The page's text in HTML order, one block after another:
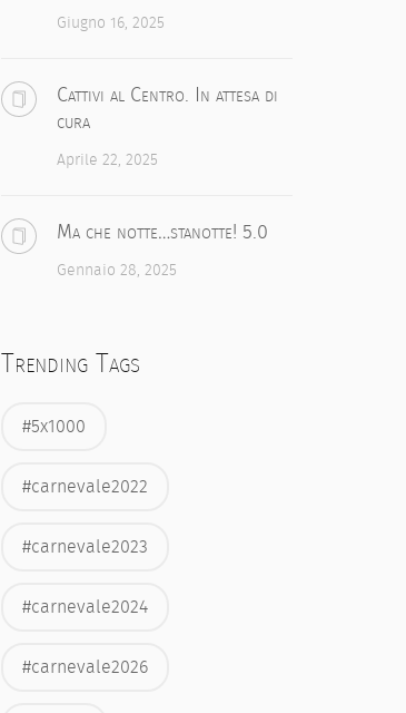
Giugno 16, 2025
Cattivi al Centro. In attesa di
cura
Aprile 22, 2025
Ma che notte…stanotte! 5.0
Gennaio 28, 2025
Trending Tags
#5x1000
#carnevale2022
#carnevale2023
#carnevale2024
#carnevale2026